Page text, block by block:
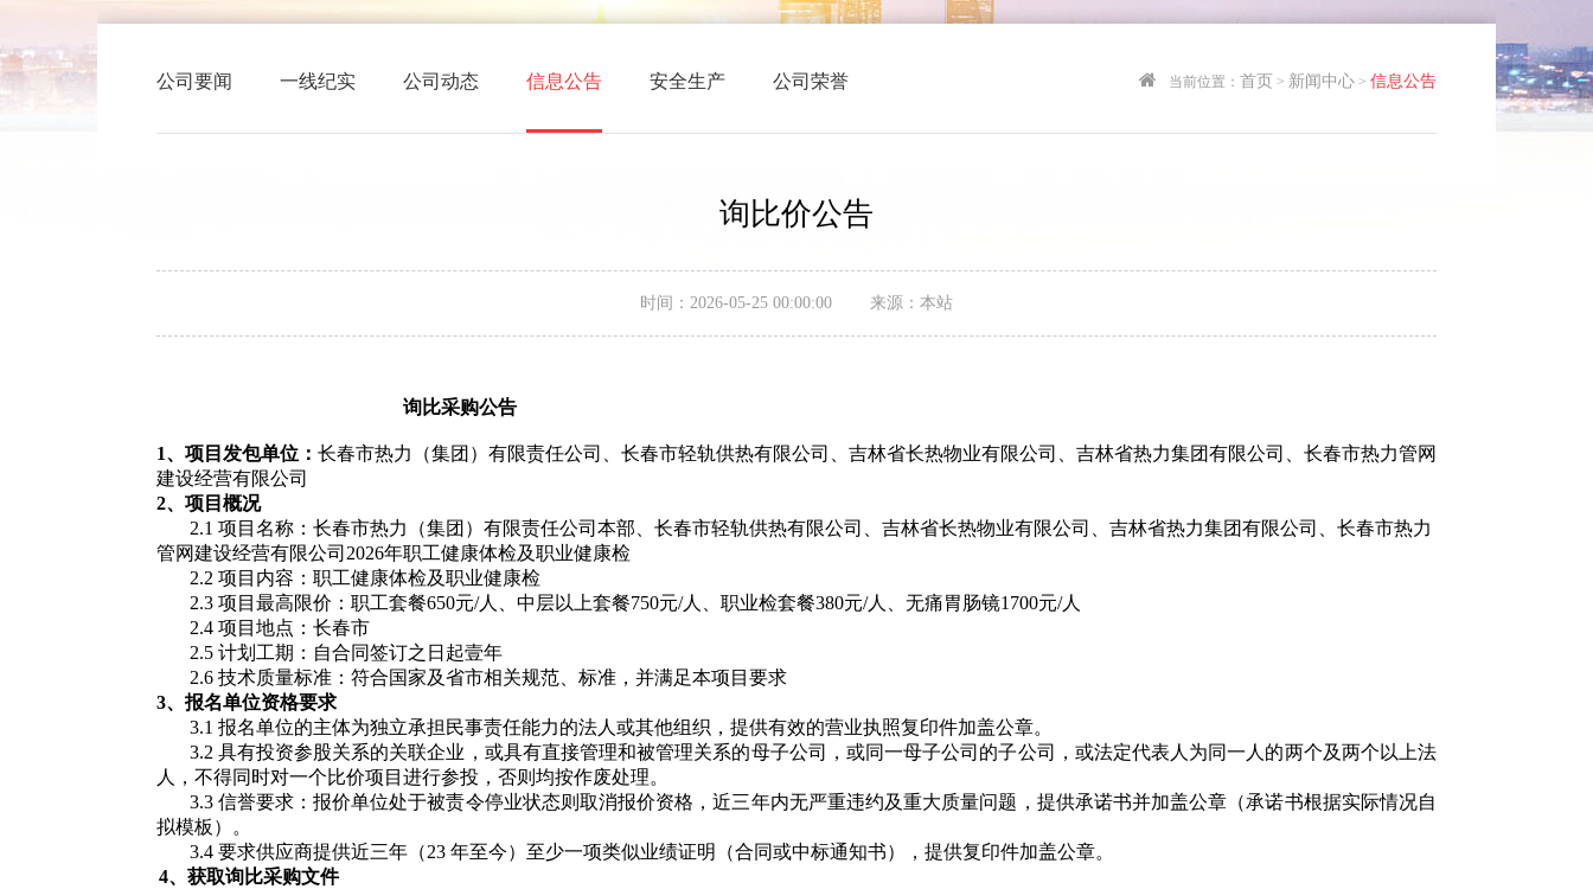
公司要闻 一线纪实 公司动态 信息公告 安全生产 公司荣誉 当前位置： 首页 > 新闻中心 > 信息公告
询比价公告
时间：2026-05-25 00:00:00 来源：本站
询比采购公告
1、项目发包单位： 长春市热力（集团）有限责任公司、长春市轻轨供热有限公司、吉林省长热物业有限公司、吉林省热力集团有限公司、长春市热力管网
建设经营有限公司
2、项目概况
2.1 项目名称：长春市热力（集团）有限责任公司本部、长春市轻轨供热有限公司、吉林省长热物业有限公司、吉林省热力集团有限公司、长春市热力
管网建设经营有限公司2026年职工健康体检及职业健康检
2.2 项目内容：职工健康体检及职业健康检
2.3 项目最高限价： 职工套餐650元/人、中层以上套餐750元/人、职业检套餐380元/人、无痛胃肠镜1700元/人
2.4 项目地点：长春市
2.5 计划工期：自合同签订之日起壹年
2.6 技术质量标准：符合国家及省市相关规范、标准，并满足本项目要求
3、报名单位资格要求
3.1 报名单位的主体为独立承担民事责任能力的法人或其他组织，提供有效的营业执照复印件加盖公章。
3.2 具有投资参股关系的关联企业，或具有直接管理和被管理关系的母子公司，或同一母子公司的子公司，或法定代表人为同一人的两个及两个以上法
人，不得同时对一个比价项目进行参投，否则均按作废处理。
3.3 信誉要求：报价单位处于被责令停业状态则取消报价资格，近三年内无严重违约及重大质量问题，提供承诺书并加盖公章（承诺书根据实际情况自
拟模板）。
3.4 要求供应商提供近三年（23 年至今）至少一项类似业绩证明（合同或中标通知书），提供复印件加盖公章。
4、获取询比采购文件